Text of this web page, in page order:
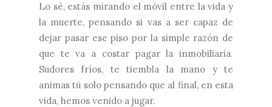
Lo sé, estás mirando el móvil entre la vida y
la muerte, pensando si vas a ser capaz de
dejar pasar ese piso por la simple razón de
que te va a costar pagar la inmobiliaria.
Sudores fríos, te tiembla la mano y te
animas tú solo pensando que al final, en esta
vida, hemos venido a jugar.